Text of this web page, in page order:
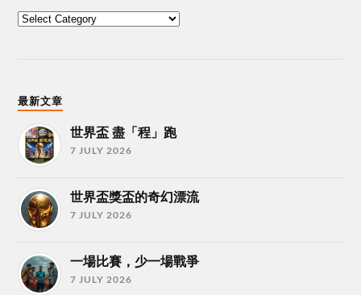
最新文章
世界盃 盡「程」跑
7 JULY 2026
世界盃獎盃的奇幻漂流
7 JULY 2026
一場比賽，少一場戰爭
7 JULY 2026